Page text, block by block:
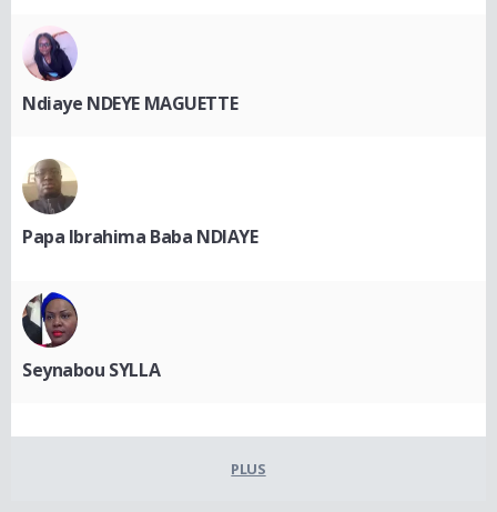
Ndiaye NDEYE MAGUETTE
Papa Ibrahima Baba NDIAYE
Seynabou SYLLA
PLUS